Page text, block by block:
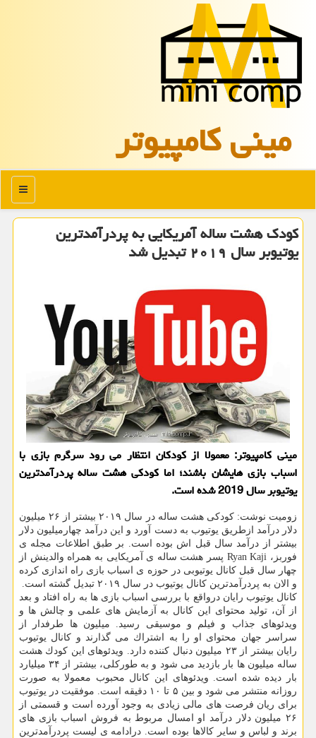
مینی كامپیوتر
منو
كودك هشت ساله آمریكایی به پردرآمدترین
یوتیوبر سال ۲۰۱۹ تبدیل شد
مینی كامپیوتر: معمولا از كودكان انتظار می رود سرگرم بازی با
اسباب بازی هایشان باشند؛ اما كودكی هشت ساله پردرآمدترین
یوتیوبر سال 2019 شده است.
زومیت نوشت: كودكی هشت ساله در سال ۲۰۱۹ بیشتر از ۲۶ میلیون
دلار درآمد ازطریق یوتیوب به دست آورد و این درآمد چهارمیلیون دلار
بیشتر از درآمد سال قبل اش بوده است. بر طبق اطلاعات مجله ی
فوربز، Ryan Kaji پسر هشت ساله ی آمریكایی به همراه والدینش از
چهار سال قبل كانال یوتیوبی در حوزه ی اسباب بازی راه اندازی كرده
و الان به پردرآمدترین كانال یوتیوب در سال ۲۰۱۹ تبدیل گشته است.
كانال یوتیوب رایان درواقع با بررسی اسباب بازی ها به راه افتاد و بعد
از آن، تولید محتوای این كانال به آزمایش های علمی و چالش ها و
ویدئوهای جذاب و فیلم و موسیقی رسید. میلیون ها طرفدار از
سراسر جهان محتوای او را به اشتراك می گذارند و كانال یوتیوب
رایان بیشتر از ۲۳ میلیون دنبال كننده دارد. ویدئوهای این كودك هشت
ساله میلیون ها بار بازدید می شود و به طوركلی، بیشتر از ۳۴ میلیارد
بار دیده شده است. ویدئوهای این كانال محبوب معمولا به صورت
روزانه منتشر می شود و بین ۵ تا ۱۰ دقیقه است. موفقیت در یوتیوب
برای ریان فرصت های مالی زیادی به وجود آورده است و قسمتی از
۲۶ میلیون دلار درآمد او امسال مربوط به فروش اسباب بازی های
برند و لباس و سایر كالاها بوده است. درادامه ی لیست پردرآمدترین